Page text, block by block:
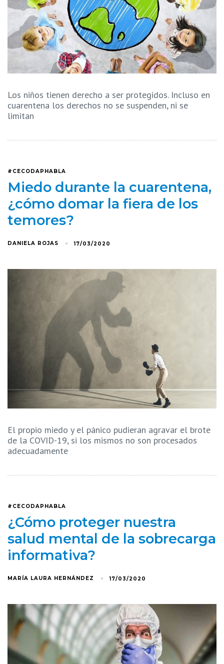
Los niños tienen derecho a ser protegidos. Incluso en
cuarentena los derechos no se suspenden, ni se
limitan
#CECODAPHABLA
Miedo durante la cuarentena,
¿cómo domar la fiera de los
temores?
DANIELA ROJAS 17/03/2020
El propio miedo y el pánico pudieran agravar el brote
de la COVID-19, si los mismos no son procesados
adecuadamente
#CECODAPHABLA
¿Cómo proteger nuestra
salud mental de la sobrecarga
informativa?
MARÍA LAURA HERNÁNDEZ 17/03/2020